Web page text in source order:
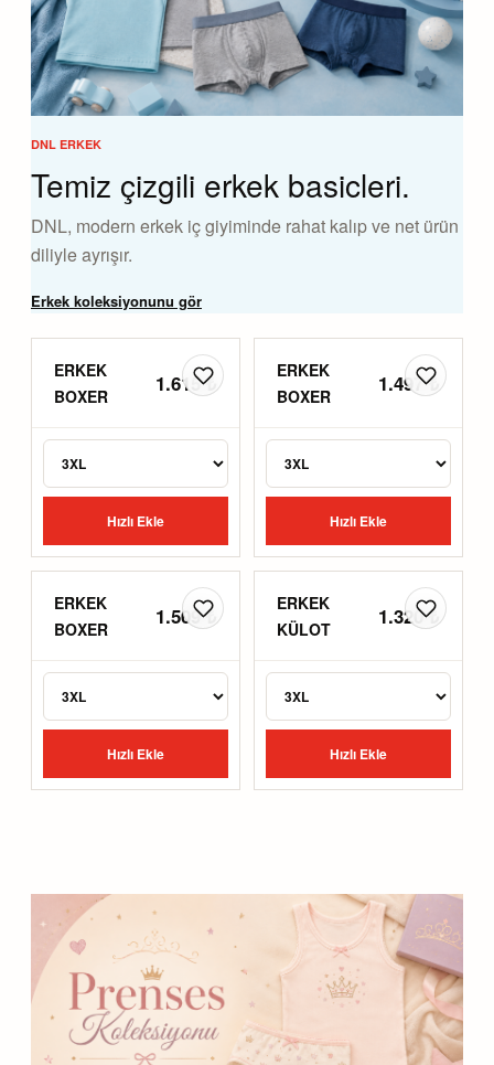
DNL ERKEK
Temiz çizgili erkek basicleri.
DNL, modern erkek iç giyiminde rahat kalıp ve net ürün
diliyle ayrışır.
Erkek koleksiyonunu gör
ERKEK
BOXER
1.615 ₺
Hızlı Ekle
ERKEK
BOXER
1.497 ₺
Hızlı Ekle
ERKEK
BOXER
1.509 ₺
Hızlı Ekle
ERKEK
KÜLOT
1.320 ₺
Hızlı Ekle